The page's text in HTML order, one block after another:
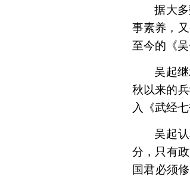
据大
事素养，
至今的《
吴起
秋以来的
入《武经
吴起
分，只有
国君必须